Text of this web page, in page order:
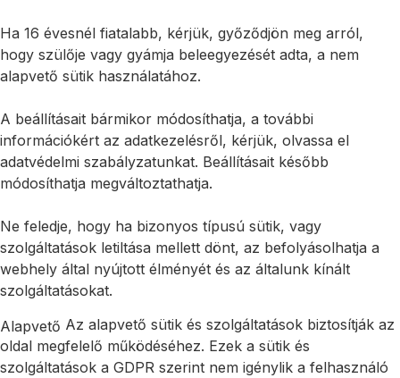
Ha 16 évesnél fiatalabb, kérjük, győződjön meg arról,
hogy szülője vagy gyámja beleegyezését adta, a nem
alapvető sütik használatához.
A beállításait bármikor módosíthatja, a további
információkért az adatkezelésről, kérjük, olvassa el
adatvédelmi szabályzatunkat. Beállításait később
módosíthatja megváltoztathatja.
Ne feledje, hogy ha bizonyos típusú sütik, vagy
szolgáltatások letiltása mellett dönt, az befolyásolhatja a
webhely által nyújtott élményét és az általunk kínált
szolgáltatásokat.
Alapvető Az alapvető sütik és szolgáltatások biztosítják az
oldal megfelelő működéséhez. Ezek a sütik és
szolgáltatások a GDPR szerint nem igénylik a felhasználó